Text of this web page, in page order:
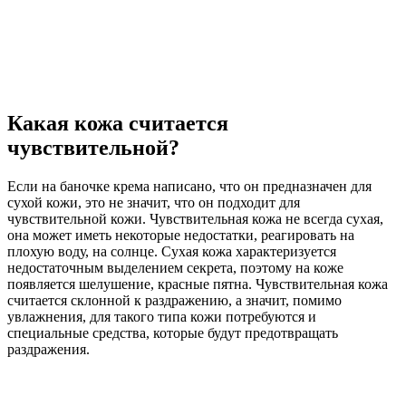
Какая кожа считается
чувствительной?
Если на баночке крема написано, что он предназначен для
сухой кожи, это не значит, что он подходит для
чувствительной кожи. Чувствительная кожа не всегда сухая,
она может иметь некоторые недостатки, реагировать на
плохую воду, на солнце. Сухая кожа характеризуется
недостаточным выделением секрета, поэтому на коже
появляется шелушение, красные пятна. Чувствительная кожа
считается склонной к раздражению, а значит, помимо
увлажнения, для такого типа кожи потребуются и
специальные средства, которые будут предотвращать
раздражения.